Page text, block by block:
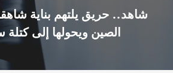
شاهد.. حريق يلتهم بناية
الصين ويحولها إلى كتلة